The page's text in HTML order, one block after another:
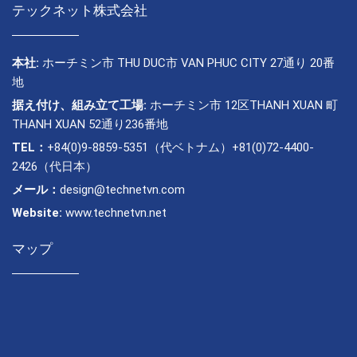
テックネット株式会社
本社: ホーチミン市 THU DUC市 VAN PHUC CITY 27通り 20番
地
据え付け、組み立て工場: ホーチミン市 12区THANH XUAN 町
THANH XUAN 52通り236番地
TEL： +84(0)9-8859-5351（代ベトナム）+81(0)72-4400-
2426（代日本）
メール： design@technetvn.com
Website: www.technetvn.net
マップ